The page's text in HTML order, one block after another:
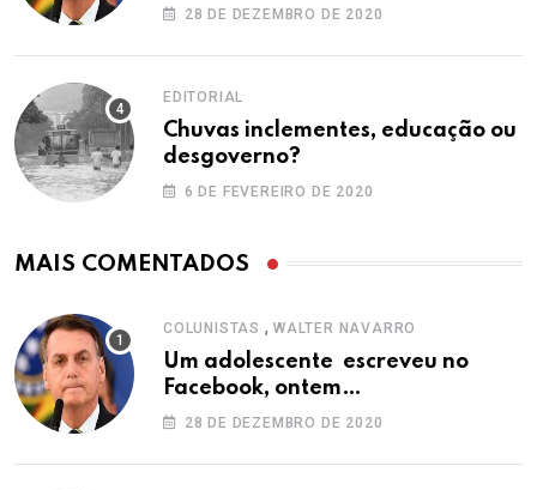
28 DE DEZEMBRO DE 2020
EDITORIAL
Chuvas inclementes, educação ou
desgoverno?
6 DE FEVEREIRO DE 2020
MAIS COMENTADOS
COLUNISTAS , WALTER NAVARRO
Um adolescente escreveu no
Facebook, ontem…
28 DE DEZEMBRO DE 2020